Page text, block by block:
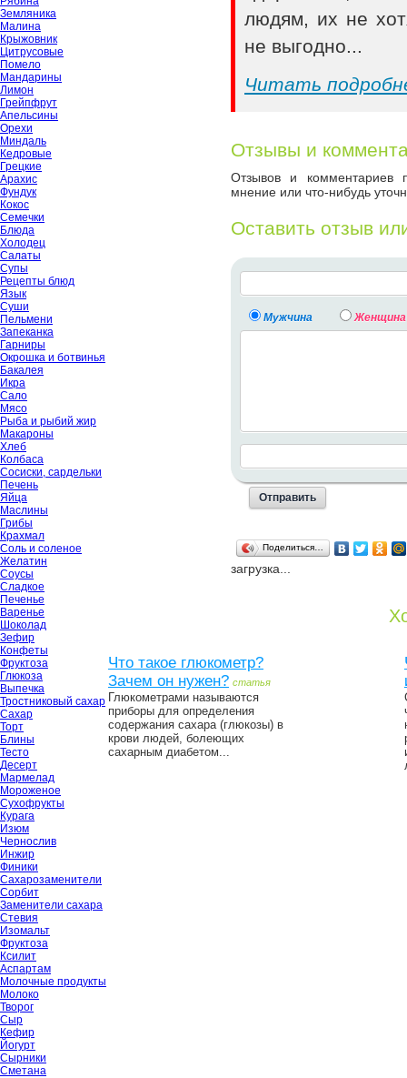
Земляника
Малина
Крыжовник
Цитрусовые
Помело
Мандарины
Лимон
Грейпфрут
Апельсины
Орехи
Миндаль
Кедровые
Грецкие
Арахис
Фундук
Кокос
Семечки
Блюда
Холодец
Салаты
Супы
Рецепты блюд
Язык
Суши
Пельмени
Запеканка
Гарниры
Окрошка и ботвинья
Бакалея
Икра
Сало
Мясо
Рыба и рыбий жир
Макароны
Хлеб
Колбаса
Сосиски, сардельки
Печень
Яйца
Маслины
Грибы
Крахмал
Соль и соленое
Желатин
Соусы
Сладкое
Печенье
Варенье
Шоколад
Зефир
Конфеты
Фруктоза
Глюкоза
Выпечка
Тростниковый сахар
Сахар
Торт
Блины
Тесто
Десерт
Мармелад
Мороженое
Сухофрукты
Курага
Изюм
Чернослив
Инжир
Финики
Сахарозаменители
Сорбит
Заменители сахара
Стевия
Изомальт
Фруктоза
Ксилит
Аспартам
Молочные продукты
Молоко
Творог
Сыр
Кефир
Йогурт
Сырники
Сметана
людям, их не
не выгодно...
Читать
Отзывы и
Отзывов и комментариев
мнение или что-нибудь
Оставить отзыв
Мужчина Женщина
Поделиться…
загрузка...
Что такое глюкометр?
Зачем он нужен? статья
Глюкометрами называются
приборы для определения
содержания сахара (глюкозы) в
крови людей, болеющих
сахарным диабетом...